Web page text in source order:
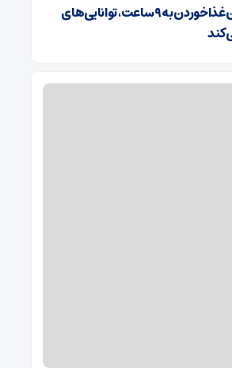
محدودکردن زمان غذاخوردن به ۹ ساعت، توانایی‌های